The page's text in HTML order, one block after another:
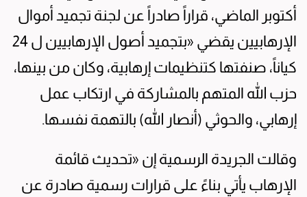
أكتوبر الماضي، قراراً صادراً عن لجنة تجميد أموال
الإرهابيين يقضي «بتجميد أصول الإرهابيين ل 24
كياناً، صنفتها كتنظيمات إرهابية، وكان من بينها،
حزب الله المتهم بالمشاركة في ارتكاب عمل
إرهابي، والحوثي (أنصار الله) بالتهمة نفسها.
وقالت الجريدة الرسمية إن «تحديث قائمة
الإرهاب يأتي بناءً على قرارات رسمية صادرة عن